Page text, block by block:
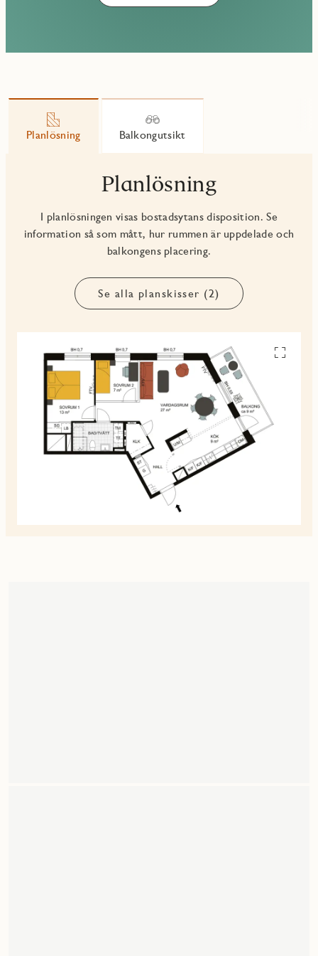
Planlösning Balkongutsikt
Planlösning
I planlösningen visas bostadsytans disposition. Se
information så som mått, hur rummen är uppdelade och
balkongens placering.
Se alla planskisser (2)
Se